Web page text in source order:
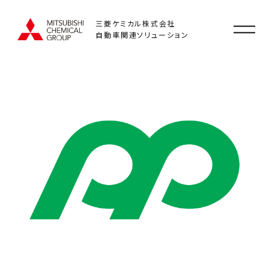
三菱ケミカル株式会社
自動車関連ソリューション